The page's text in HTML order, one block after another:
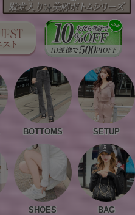
BOTTOMS SETUP
SHOES BAG